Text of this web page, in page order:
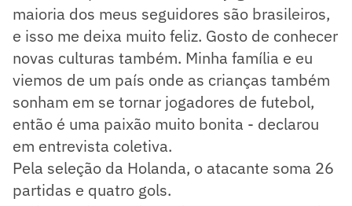
maioria dos meus seguidores são brasileiros,
e isso me deixa muito feliz. Gosto de conhecer
novas culturas também. Minha família e eu
viemos de um país onde as crianças também
sonham em se tornar jogadores de futebol,
então é uma paixão muito bonita - declarou
em entrevista coletiva.
Pela seleção da Holanda, o atacante soma 26
partidas e quatro gols.